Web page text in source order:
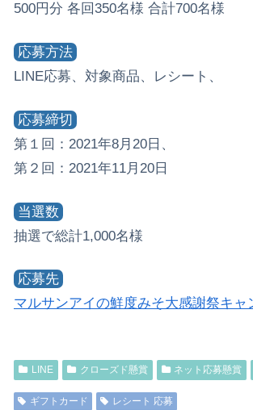
500円分 各回350名様 合計700名様
応募方法
LINE応募、対象商品、レシート、
応募締切
第１回：2021年8月20日、
第２回：2021年11月20日
当選数
抽選で総計1,000名様
応募先
マルサンアイの鮮度みそ大感謝祭キャ
LINE クローズド懸賞 ネット応募懸賞
ギフトカード レシート 応募